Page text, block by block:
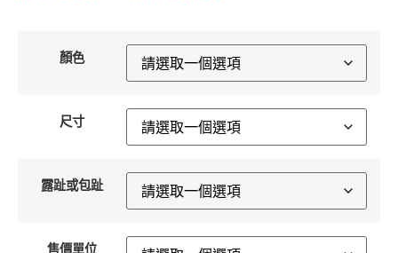
顏色
尺寸
露趾或包趾
售價單位